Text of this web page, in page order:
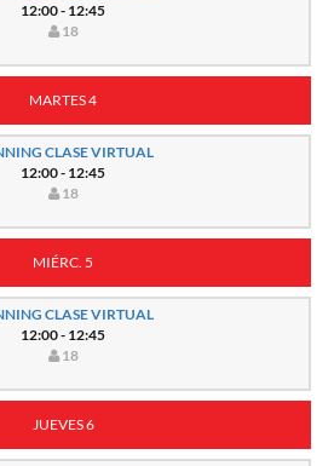
12:00 - 12:45
18
MARTES 4
CLASE VIRTUAL
12:00 - 12:45
18
MIÉRC. 5
CLASE VIRTUAL
12:00 - 12:45
18
JUEVES 6